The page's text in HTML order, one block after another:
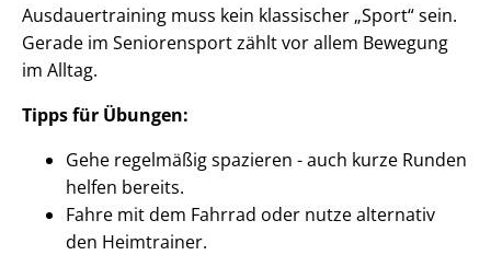
Ausdauertraining muss kein klassischer „Sport“ sein.
Gerade im Seniorensport zählt vor allem Bewegung
im Alltag.
Tipps für Übungen:
Gehe regelmäßig spazieren - auch kurze Runden
helfen bereits.
Fahre mit dem Fahrrad oder nutze alternativ
den Heimtrainer.